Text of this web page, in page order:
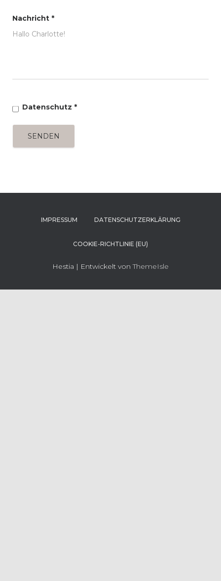
Nachricht *
Datenschutz *
SENDEN
IMPRESSUM DATENSCHUTZERKLÄRUNG
COOKIE-RICHTLINIE (EU)
Hestia | Entwickelt vonThemeIsle